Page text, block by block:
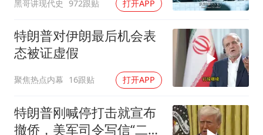
东方甄选被判赔偿江小白30万元
奋进开新局 实干挑大梁
黑哥讲现代史 972跟贴 打开APP
特朗普对伊朗最后机会表
态被证虚假
聚焦热点内幕 16跟贴 打开APP
特朗普刚喊停打击就宣布
撤侨，美军司令写信“二选